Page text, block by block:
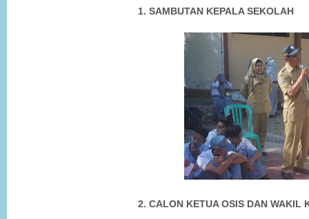
1. SAMBUTAN KEPALA SEKOLAH
2. CALON KETUA OSIS DAN WAKIL